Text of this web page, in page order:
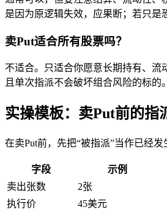
是因为原逻辑失效，应果断；若只是
卖Put适合所有股票吗？
不适合。只适合你愿意长期持有、流
且单次指派不会破坏组合风险的标的。
实操模板：卖Put前的指
在卖Put前，先把“被指派”当作已经发
字段
示例
卖出张数
2张
执行价
45美元